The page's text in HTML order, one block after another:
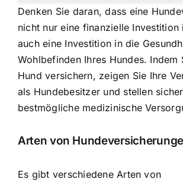
Denken Sie daran, dass eine
nicht nur eine finanzielle Investition
auch eine Investition in die
Wohlbefinden Ihres Hundes. Indem
Hund versichern, zeigen Sie Ihre
als Hundebesitzer und stellen
bestmögliche medizinische
Arten von
Es gibt verschiedene Arten von